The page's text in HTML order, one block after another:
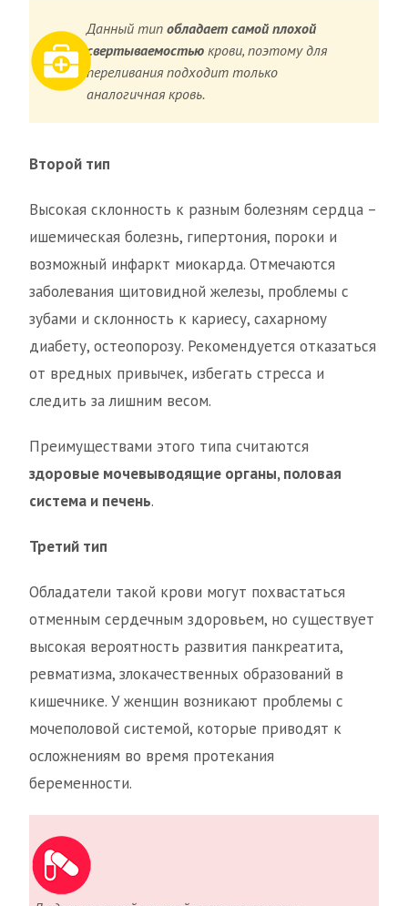
Данный типобладает самой плохой
свертываемостью крови, поэтому для
переливания подходит только
аналогичная кровь.
Второй тип
Высокая склонность к разным болезням сердца –
ишемическая болезнь, гипертония, пороки и
возможный инфаркт миокарда. Отмечаются
заболевания щитовидной железы, проблемы с
зубами и склонность к кариесу, сахарному
диабету, остеопорозу. Рекомендуется отказаться
от вредных привычек, избегать стресса и
следить за лишним весом.
Преимуществами этого типа считаются
здоровые мочевыводящие органы, половая
система и печень.
Третий тип
Обладатели такой крови могут похвастаться
отменным сердечным здоровьем, но существует
высокая вероятность развития панкреатита,
ревматизма, злокачественных образований в
кишечнике. У женщин возникают проблемы с
мочеполовой системой, которые приводят к
осложнениям во время протекания
беременности.